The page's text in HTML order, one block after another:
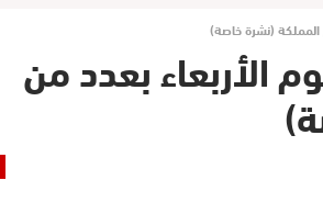
المملكة (نشرة خاصة)
الأربعاء بعدد من